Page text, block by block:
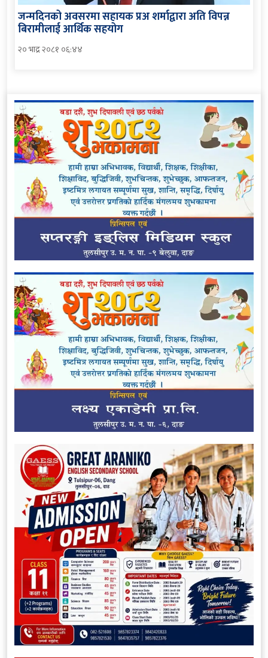
जन्मदिनको अवसरमा सहायक प्रअ शर्माद्वारा अति विपन्न
बिरामीलाई आर्थिक सहयोग
२० भाद्र २०८१ ०६:४४